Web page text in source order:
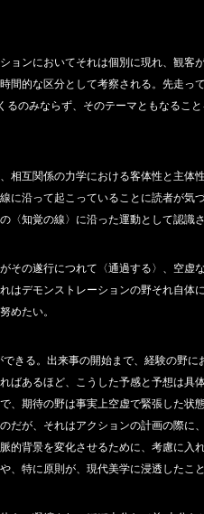
ョンにおいてそれは個別に現れ、観客
的な区分として考察される。先走っ
のみならず、そのテーマともなるこ
互関係の力学における客体性と主体
に沿って起こっていることに読者が気
知覚の線〉に沿った運動として認識
の遂行につれて〈通過する〉、空虚
デモンストレーションの野それ自体
めたい。
きる。出来事の開始まで、経験の野
ばあるほど、こうした予感と予想は具
期待の野は事実上空虚で緊張した状
だが、それはアクションの計画の際に
的背景を変化させるために、考慮に入
特に原則が、現代美学に浸透したこと